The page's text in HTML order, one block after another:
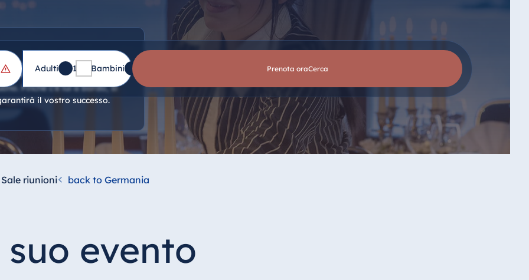
Finché c'è lui a bordo, si
il vostro successo.
Adulti 1 Bambini Prenota ora cerca
Sale riunioni back to Germania
evento